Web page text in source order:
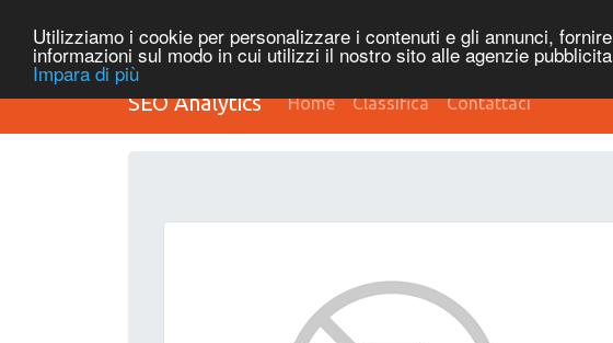
Utilizziamo i cookie per personalizzare i contenuti e gli annunci,
informazioni sul modo in cui utilizzi il nostro sito alle agenzie
Impara di più
SEO Analytics Home Classifica Contattaci